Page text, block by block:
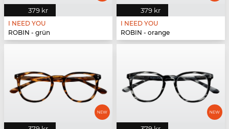
379 kr
I NEED YOU
ROBIN - grün
379 kr
I NEED YOU
ROBIN - orange